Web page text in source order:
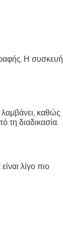
Η συσκευή
καθώς
τη διαδικασία.
λίγο πιο